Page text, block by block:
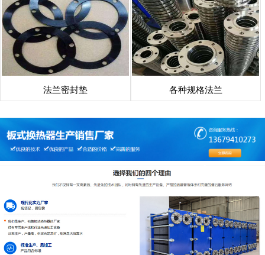
法兰密封垫 各种规格法兰